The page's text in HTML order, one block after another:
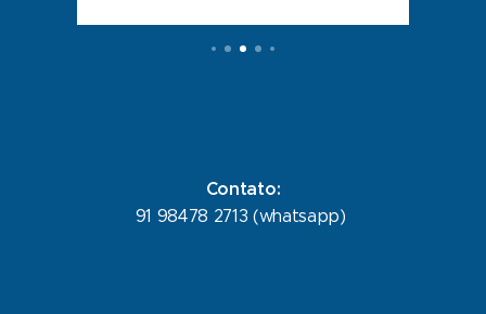
Contato:
91 98478 2713 (whatsapp)